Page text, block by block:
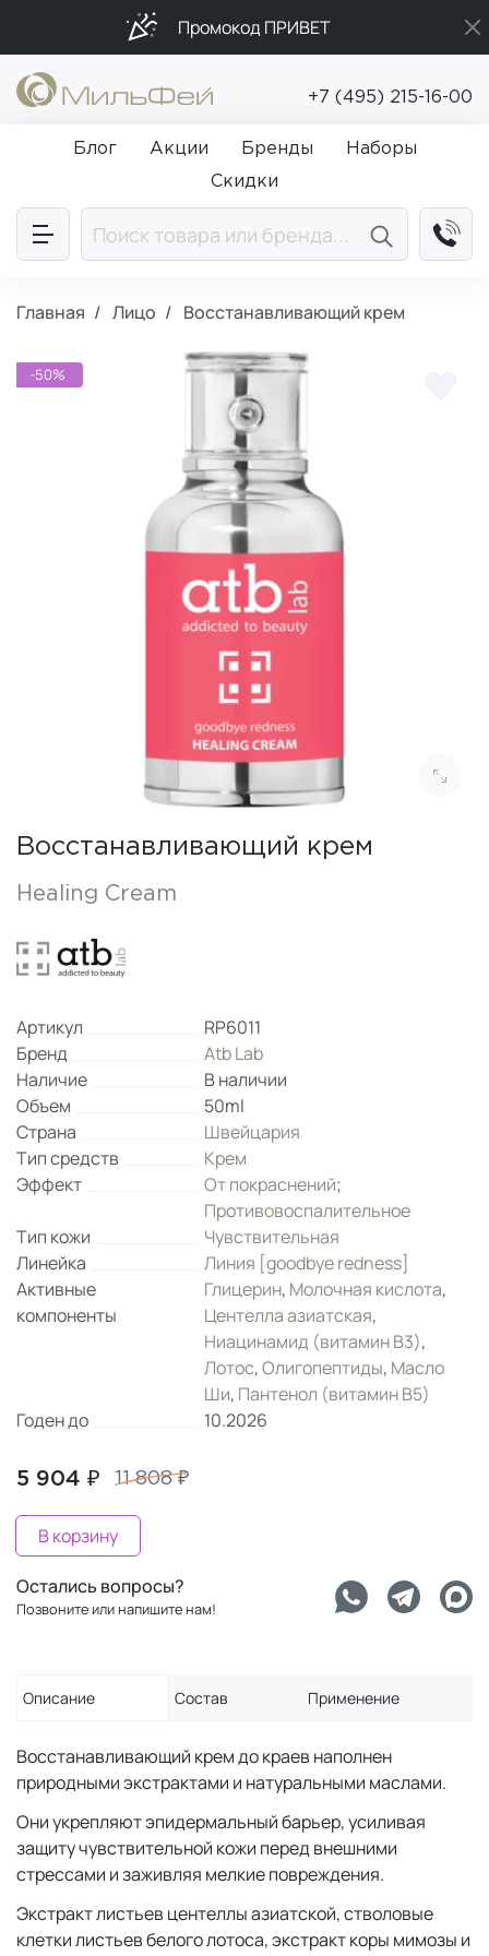
Промокод ПРИВЕТ
Бесплатная доставка от 5 000₽
Подарки в каждый заказ от 5 000₽
+7 (495) 215-16-00
Блог Акции Бренды
Наборы
Скидки
Главная Лицо Восстанавливающий крем
-50%
Восстанавливающий крем
Healing Cream
Артикул
RP6011
Бренд
Atb Lab
Наличие
В наличии
Объем
50ml
Страна
Швейцария
Тип средств
Крем
Эффект
От покраснений;
Противовоспалительное
Тип кожи
Чувствительная
Линейка
Линия [goodbye redness]
Активные
компоненты
Глицерин, Молочная кислота,
Центелла азиатская,
Ниацинамид (витамин B3),
Лотос,Олигопептиды, Масло
Ши, Пантенол (витамин B5)
Годен до
10.2026
5 904 ₽ 11 808 ₽
В корзину
Остались вопросы?
Позвоните или напишите нам!
Описание Состав Применение
Восстанавливающий крем до краев наполнен
природными экстрактами и натуральными маслами.
Они укрепляют эпидермальный барьер, усиливая
защиту чувствительной кожи перед внешними
стрессами и заживляя мелкие повреждения.
Экстракт листьев центеллы азиатской, стволовые
клетки листьев белого лотоса, экстракт коры мимозы и